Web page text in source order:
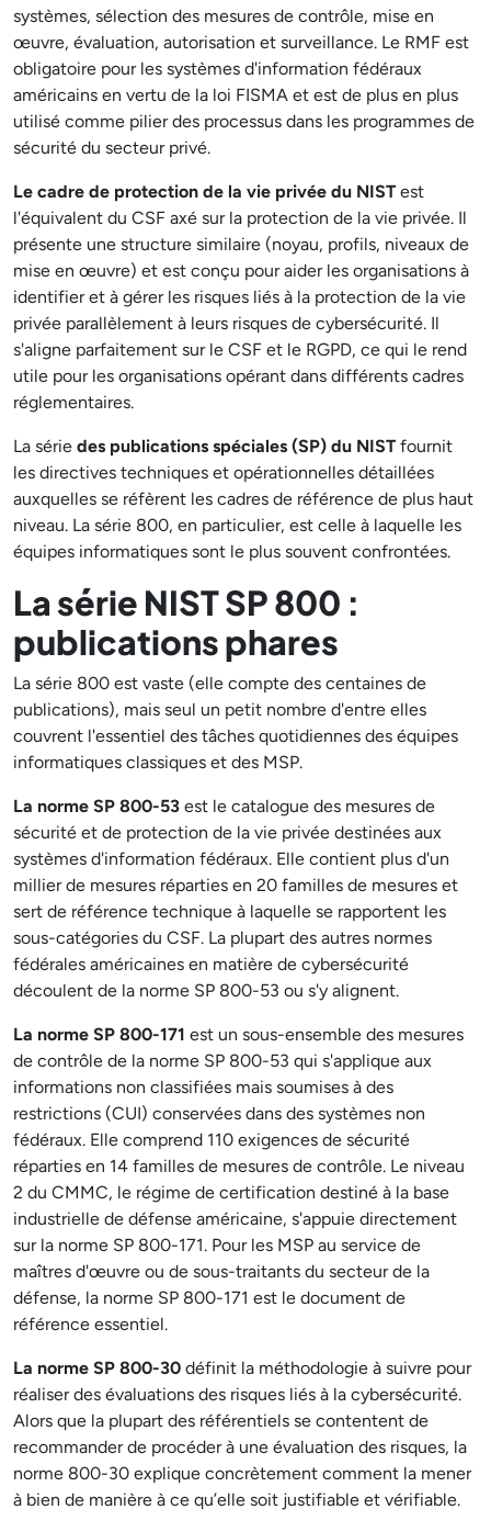
systèmes, sélection des mesures de contrôle, mise en
œuvre, évaluation, autorisation et surveillance. Le RMF est
obligatoire pour les systèmes d'information fédéraux
américains en vertu de la loi FISMA et est de plus en plus
utilisé comme pilier des processus dans les programmes de
sécurité du secteur privé.
Le cadre de protection de la vie privée du NISTest
l'équivalent du CSF axé sur la protection de la vie privée. Il
présente une structure similaire (noyau, profils, niveaux de
mise en œuvre) et est conçu pour aider les organisations à
identifier et à gérer les risques liés à la protection de la vie
privée parallèlement à leurs risques de cybersécurité. Il
s'aligne parfaitement sur le CSF et le RGPD, ce qui le rend
utile pour les organisations opérant dans différents cadres
réglementaires.
La série des publications spéciales (SP) du NISTfournit
les directives techniques et opérationnelles détaillées
auxquelles se réfèrent les cadres de référence de plus haut
niveau. La série 800, en particulier, est celle à laquelle les
équipes informatiques sont le plus souvent confrontées.
La série NIST SP 800 :
publications phares
La série 800 est vaste (elle compte des centaines de
publications), mais seul un petit nombre d'entre elles
couvrent l'essentiel des tâches quotidiennes des équipes
informatiques classiques et des MSP.
La norme SP 800-53 est le catalogue des mesures de
sécurité et de protection de la vie privée destinées aux
systèmes d'information fédéraux. Elle contient plus d'un
millier de mesures réparties en 20 familles de mesures et
sert de référence technique à laquelle se rapportent les
sous-catégories du CSF. La plupart des autres normes
fédérales américaines en matière de cybersécurité
découlent de la norme SP 800-53 ou s'y alignent.
La norme SP 800-171 est un sous-ensemble des mesures
de contrôle de la norme SP 800-53 qui s'applique aux
informations non classifiées mais soumises à des
restrictions (CUI) conservées dans des systèmes non
fédéraux. Elle comprend 110 exigences de sécurité
réparties en 14 familles de mesures de contrôle. Le niveau
2 du CMMC, le régime de certification destiné à la base
industrielle de défense américaine, s'appuie directement
sur la norme SP 800-171. Pour les MSP au service de
maîtres d'œuvre ou de sous-traitants du secteur de la
défense, la norme SP 800-171 est le document de
référence essentiel.
La norme SP 800-30 définit la méthodologie à suivre pour
réaliser des évaluations des risques liés à la cybersécurité.
Alors que la plupart des référentiels se contentent de
recommander de procéder à une évaluation des risques, la
norme 800-30 explique concrètement comment la mener
à bien de manière à ce qu’elle soit justifiable et vérifiable.